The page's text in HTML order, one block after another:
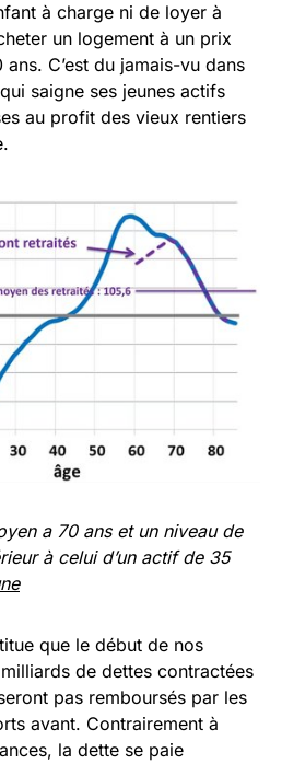
à charge ni de loyer à
un logement à un prix
C’est du jamais-vu dans
saigne ses jeunes actifs
au profit des vieux rentiers
a 70 ans et un niveau de
à celui d’un actif de 35
que le début de nos
de dettes contractées
pas remboursés par les
avant. Contrairement à
la dette se paie